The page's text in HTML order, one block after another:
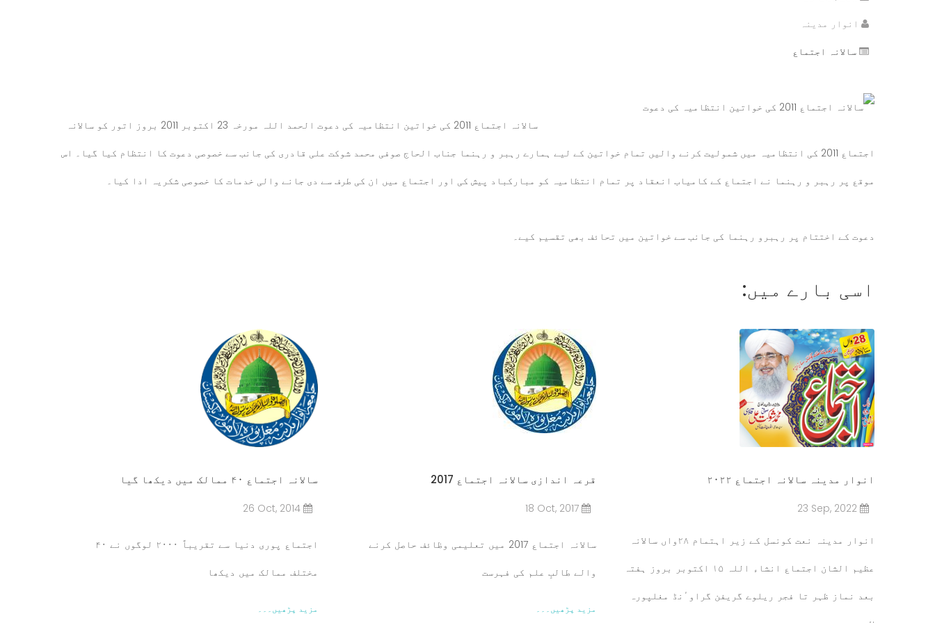
انوار مدینہ
سالانہ اجتماع
سالانہ اجتماع 2011 کی خواتین انتظامیہ کی دعوت الحمد اللہ مورخہ 23 اکتوبر 2011 بروز اتور کو سالانہ
اجتماع 2011 کی انتظامیہ میں شمولیت کرنے والیں تمام خواتین کے لیے ہمارے رہبر و رہنما جناب الحاج صوفی محمد شوکت علی قادری کی جانب سے خصوصی دعوت کا انتظام کیا گیا۔ اس
موقع پر رہبر و رہنما نے اجتماع کے کامیاب انعقاد پر تمام انتظامیہ کو مبارکباد پیش کی اور اجتماع میں ان کی طرف سے دی جانے والی خدمات کا خصوصی شکریہ ادا کیا۔
دعوت کے اختتام پر رہبرو رہنما کی جانب سے خواتین میں تحائف بھی تقسیم کیے۔
اسی بارے میں:
انوار مدینہ سالانہ اجتماع ۲۰۲۲
23 Sep, 2022
انوار مدینہ نعت کونسل کے زیر اہتمام ۲۸واں سالانہ
عظیم الشان اجتماع انشاء اللہ ۱۵ اکتوبر بروز ہفتہ
بعد نماز ظہر تا فجر ریلوے گریفن گراوٴنڈ مغلپورہ
قرعہ اندازی سالانہ اجتماع 2017
18 Oct, 2017
سالانہ اجتماع 2017 میں تعلیمی وظائف حاصل کرنے
والے طالبِ علم کی فہرست
مزید پڑھیں۔۔۔
سالانہ اجتماع ۴۰ ممالک میں دیکھا گیا
26 Oct, 2014
اجتماع پوری دنیا سے تقریباً ۲۰۰۰ لوگوں نے ۴۰
مختلف ممالک میں دیکھا
مزید پڑھیں۔۔۔